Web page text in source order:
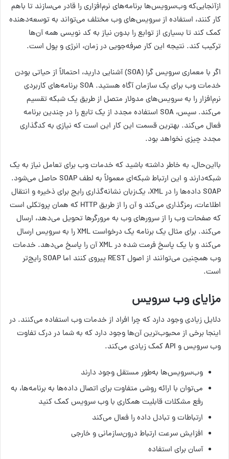
ازآنجایی‌که وب‌سرویس‌ها برنامه‌های نرم‌افزاری را قادر می‌سازند تا باهم
کار کنند، استفاده از سرویس‌های وب مختلف می‌تواند به توسعه‌دهنده
کمک کند تا بسیاری از توابع را بدون نیاز به کد نویسی همه آن‌ها
ترکیب کند. نتیجه این کار صرفه‌جویی در زمان، انرژی و پول است.
اگر با معماری سرویس گرا (SOA) آشنایی دارید، احتمالاً از حیاتی بودن
خدمات وب برای یک سازمان آگاه هستید. SOA برنامه‌های کاربردی
نرم‌افزار را به سرویس‌های مدولار متصل از طریق یک شبکه تقسیم
می‌کند. سپس، SOA استفاده مجدد از یک تابع را در چندین برنامه
فعال می‌کند. بهترین قسمت این کار این است که نیازی به کدگذاری
مجدد چیزی نخواهد بود.
بااین‌حال، به خاطر داشته باشید که خدمات وب برای تعامل نیاز به یک
شبکه‌دارند و این ارتباط شبکه‌ای معمولاً به لطف SOAP حاصل می‌شود.
SOAP داده‌ها را در XML، یک‌زبان نشانه‌گذاری رایج برای ذخیره و انتقال
اطلاعات، رمزگذاری می‌کند و آن را از طریق HTTP که همان پروتکلی است
که صفحات وب را از سرورهای وب به مرورگرها تحویل می‌دهد، ارسال
می‌کند. برای مثال یک برنامه یک درخواست XML را به سرویس ارسال
می‌کند و با یک پاسخ فرمت شده در XML آن را پاسخ می‌دهد. خدمات
وب همچنین می‌توانند از اصول REST پیروی کنند اما SOAP رایج‌تر
است.
مزایای وب سرویس
دلایل زیادی وجود دارد که چرا افراد از خدمات وب استفاده می‌کنند. در
اینجا برخی از محبوب‌ترین آن‌ها وجود دارد که به شما در درک تفاوت
وب سرویس و API کمک زیادی می‌کند.
وب‌سرویس‌ها به‌طور مستقل وجود دارند
می‌توان با ارائه روشی متفاوت برای اتصال داده‌ها به برنامه‌ها، به
رفع مشکلات قابلیت همکاری با وب سرویس کمک کنید
ارتباطات و تبادل داده را فعال می‌کند
افزایش سرعت ارتباط درون‌سازمانی و خارجی
آسان برای استفاده